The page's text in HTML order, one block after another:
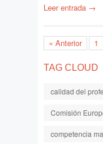
Leer entrada →
« Anterior 1
TAG CLOUD
calidad del
Comisión
competencia